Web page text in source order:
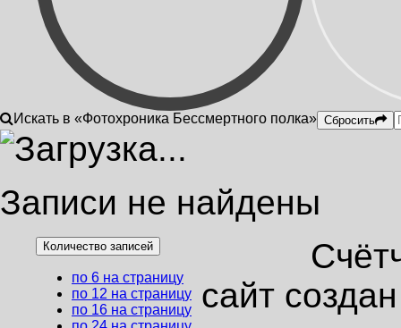
Искать в «Фотохроника Бессмертного полка» Сбросить
Записи не найдены
Количество записей
по 6 на страницу
по 12 на страницу
по 16 на страницу
сайт